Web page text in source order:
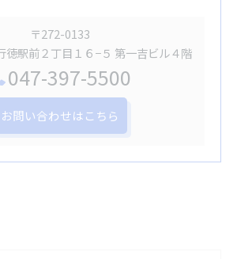
〒272-0133
徳駅前２丁目１６−５ 第一吉ビル４階
047-397-5500
お問い合わせはこちら